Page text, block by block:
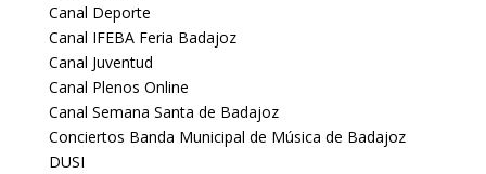
Canal Deporte
Canal IFEBA Feria Badajoz
Canal Juventud
Canal Plenos Online
Canal Semana Santa de Badajoz
Conciertos Banda Municipal de Música de Badajoz
DUSI